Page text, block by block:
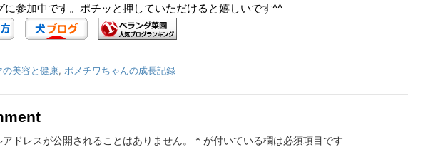
に参加中です。ポチッと押していただけると嬉しいです^^
の美容と健康, ポメチワちゃんの成長記録
アドレスが公開されることはありません。 * が付いている欄は必須項目です